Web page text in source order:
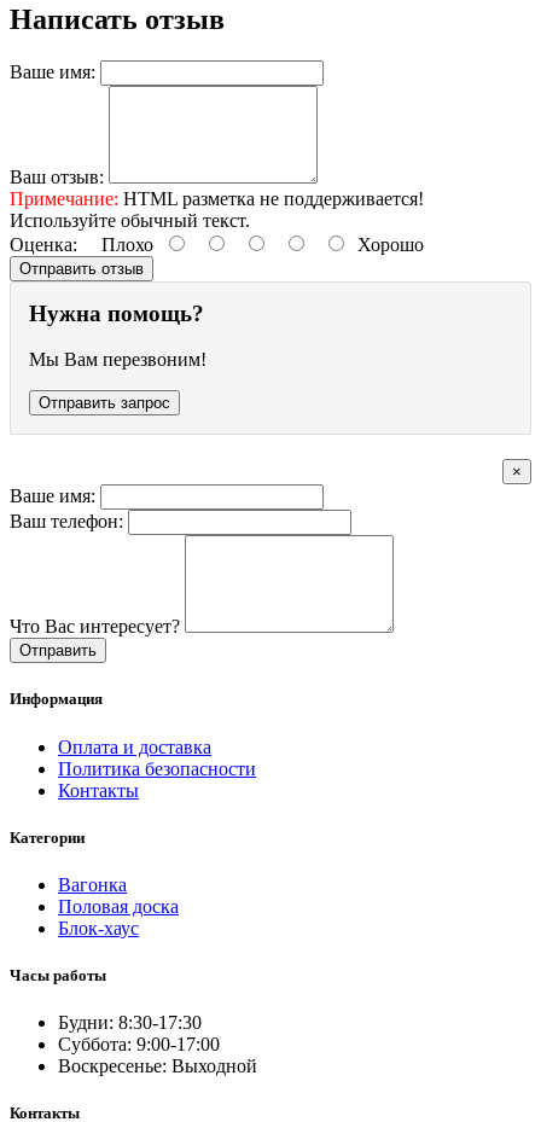
Написать отзыв
Ваше имя:
Ваш отзыв:
Примечание: HTML разметка не поддерживается!
Используйте обычный текст.
Оценка: Плохо Хорошо
Отправить отзыв
Нужна помощь?
Мы Вам перезвоним!
Отправить запрос
×
Ваше имя:
Ваш телефон:
Что Вас интересует?
Отправить
Информация
Оплата и доставка
Политика безопасности
Контакты
Категории
Вагонка
Половая доска
Блок-хаус
Часы работы
Будни: 8:30-17:30
Суббота: 9:00-17:00
Воскресенье: Выходной
Контакты